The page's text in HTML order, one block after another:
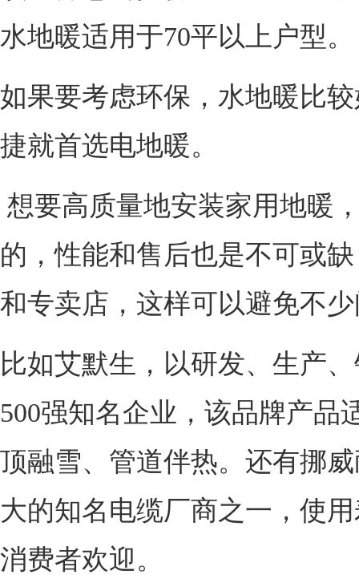
水地暖适用于70平以上户型。
如果要考虑环保，水地暖比
捷就首选电地暖。
想要高质量地安装家用地暖
的，性能和售后也是不可或
和专卖店，这样可以避免不
比如艾默生，以研发、生产
500强知名企业，该品牌产品
顶融雪、管道伴热。还有挪
大的知名电缆厂商之一，使
消费者欢迎。